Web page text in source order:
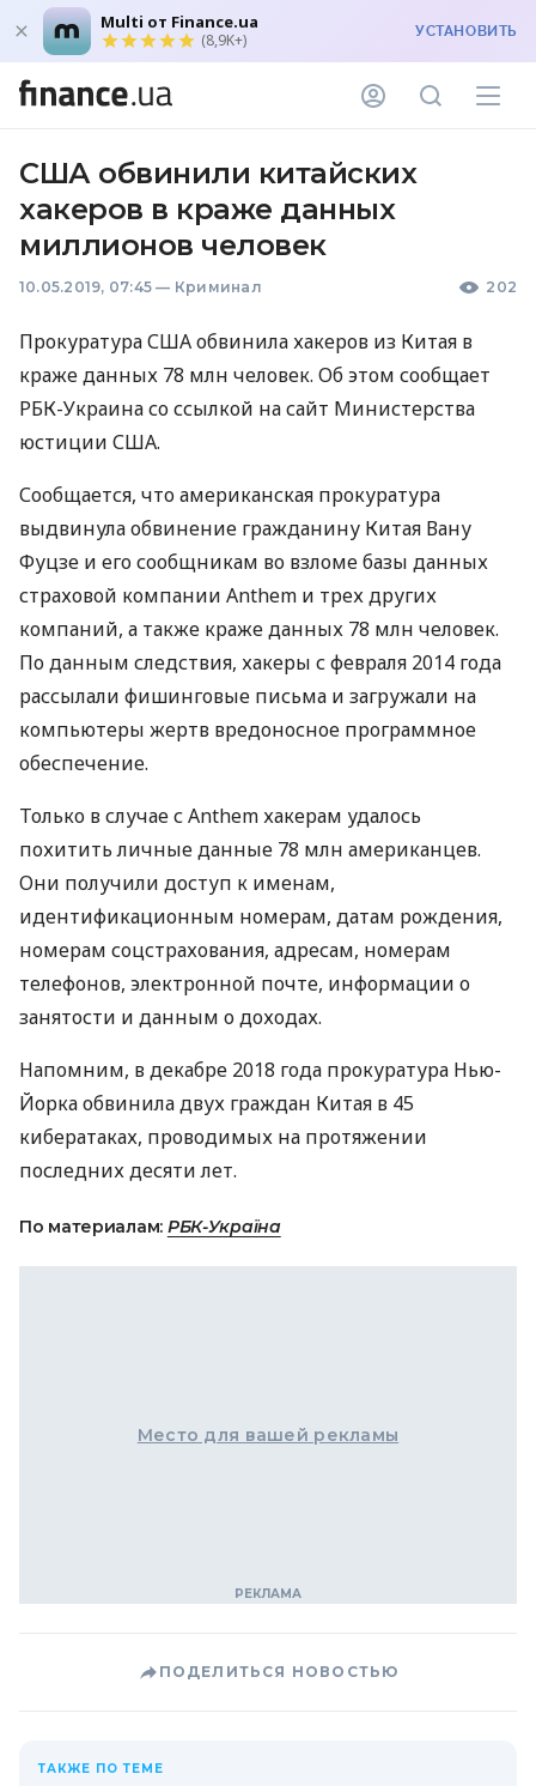
Multi от Finance.ua
(8,9K+) УСТАНОВИТЬ
США обвинили китайских
хакеров в краже данных
миллионов человек
10.05.2019, 07:45 — Криминал 202
ПрокуратураСШАобвинила хакеров из Китая в
краже данных 78 млн человек. Об этом сообщает
РБК-Украина со ссылкой на сайт Министерства
юстиции США.
Сообщается, что американская прокуратура
выдвинула обвинение гражданину Китая Вану
Фуцзе и его сообщникам во взломе базы данных
страховой компании Anthem и трех других
компаний, а также краже данных 78 млн человек.
По данным следствия, хакеры с февраля 2014 года
рассылали фишинговые письма и загружали на
компьютеры жертв вредоносное программное
обеспечение.
Только в случае с Anthem хакерам удалось
похитить личные данные 78 млн американцев.
Они получили доступ к именам,
идентификационным номерам, датам рождения,
номерам соцстрахования, адресам, номерам
телефонов, электронной почте, информации о
занятости и данным о доходах.
Напомним, в декабре 2018 года прокуратура Нью-
Йорка обвинила двух граждан Китая в 45
кибератаках, проводимых на протяжении
последних десяти лет.
По материалам: РБК-Україна
Место для вашей рекламы
ПОДЕЛИТЬСЯ НОВОСТЬЮ
ТАКЖЕ ПО ТЕМЕ